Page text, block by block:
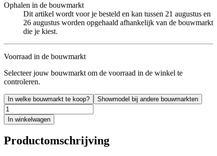
Ophalen in de bouwmarkt
Dit artikel wordt voor je besteld en kan tussen 21 augustus en
26 augustus worden opgehaald afhankelijk van de bouwmarkt
die je kiest.
Voorraad in de bouwmarkt
Selecteer jouw bouwmarkt om de voorraad in de winkel te
controleren.
In welke bouwmarkt te koop? Showmodel bij andere bouwmarkten
In winkelwagen
Productomschrijving